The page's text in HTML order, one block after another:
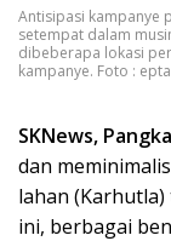
Antisipasi kampanye
setempat dalam
dibeberapa lokasi
kampanye. Foto :
SKNews,
dan
lahan
ini, berbagai